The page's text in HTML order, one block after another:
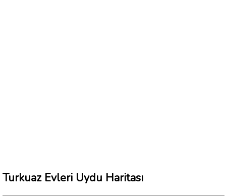
Turkuaz Evleri Uydu Haritası